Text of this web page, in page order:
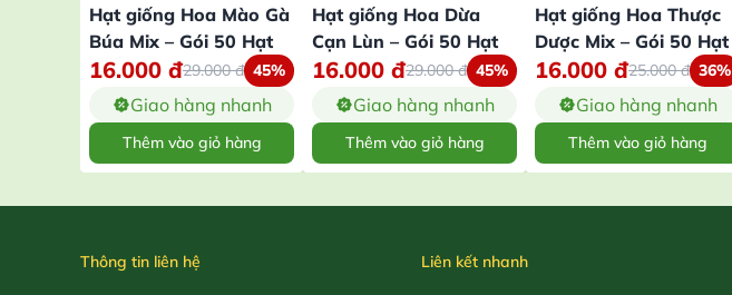
Hạt giống Hoa Mào Gà
Búa Mix – Gói 50 Hạt
16.000 đ29.000đ 45%
Giao hàng nhanh
Thêm vào giỏ hàng
Hạt giống Hoa Dừa
Cạn Lùn – Gói 50 Hạt
16.000 đ29.000đ 45%
Giao hàng nhanh
Thêm vào giỏ hàng
Hạt giống Hoa Thược
Dược Mix – Gói 50 Hạt
16.000 đ25.000đ 36%
Giao hàng nhanh
Thêm vào giỏ hàng
Thông tin liên hệ Liên kết nhanh